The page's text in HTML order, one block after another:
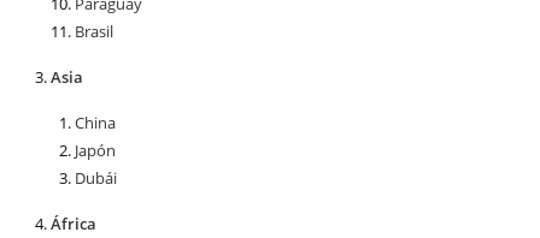
Brasil
Asia
China
Japón
Dubái
África